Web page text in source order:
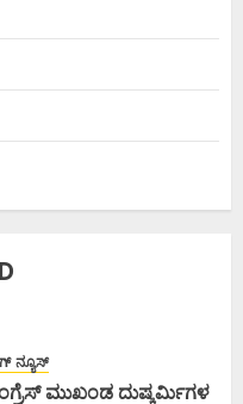
ನ್ಯೂಸ್
ಮುಖಂಡ ದುಷ್ಕರ್ಮಿಗಳ